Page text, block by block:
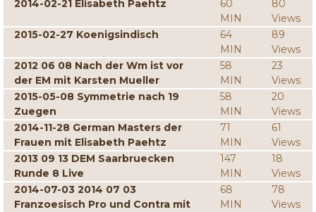
2014-02-21 Elisabeth Paehtz
60
MIN
80
Views
2015-02-27 Koenigsindisch
64
MIN
89
Views
2012 06 08 Nach der Wm ist vor
der EM mit Karsten Mueller
58
MIN
23
Views
2015-05-08 Symmetrie nach 19
Zuegen
58
MIN
20
Views
2014-11-28 German Masters der
Frauen mit Elisabeth Paehtz
71
MIN
61
Views
2013 09 13 DEM Saarbruecken
Runde 8 Live
147
MIN
18
Views
2014-07-03 2014 07 03
Franzoesisch Pro und Contra mit
68
MIN
78
Views